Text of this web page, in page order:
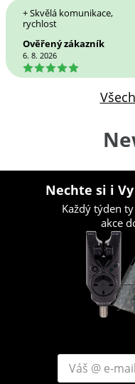
+ Skvělá komunikace,
rychlost
Ověřený zákazník
6. 8. 2026
5
Nechte si i
Každý týden
akce